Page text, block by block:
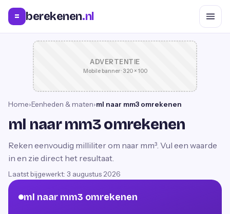
= berekenen.nl
ADVERTENTIE
Mobile banner · 320 × 100
Home›Eenheden & maten›ml naar mm3 omrekenen
ml naar mm3 omrekenen
Reken eenvoudig milliliter om naar mm³. Vul een waarde
in en zie direct het resultaat.
Laatst bijgewerkt: 3 augustus 2026
ml naar mm3 omrekenen